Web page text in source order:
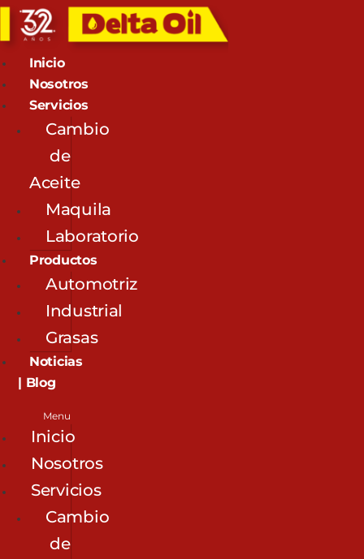
Inicio
Nosotros
Servicios
Cambio
de
Aceite
Maquila
Laboratorio
Productos
Automotriz
Industrial
Grasas
Noticias
| Blog
Menu
Inicio
Nosotros
Servicios
Cambio
de